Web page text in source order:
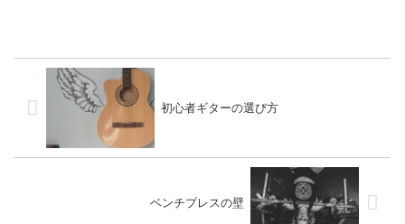
初心者ギターの選び方
ベンチプレスの壁